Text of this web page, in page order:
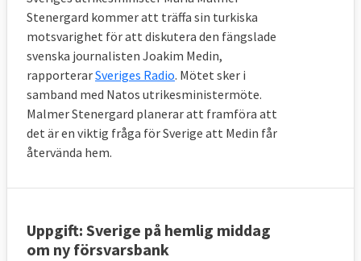
Stenergard kommer att träffa sin turkiska
motsvarighet för att diskutera den fängslade
svenska journalisten Joakim Medin,
rapporterarSveriges Radio. Mötet sker i
samband med Natos utrikesministermöte.
Malmer Stenergard planerar att framföra att
det är en viktig fråga för Sverige att Medin får
återvända hem.
Uppgift: Sverige på hemlig middag
om ny försvarsbank